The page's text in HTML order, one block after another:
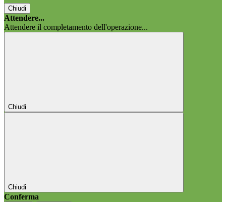
Chiudi
Attendere...
Attendere il completamento dell'operazione...
Chiudi
Chiudi
Conferma